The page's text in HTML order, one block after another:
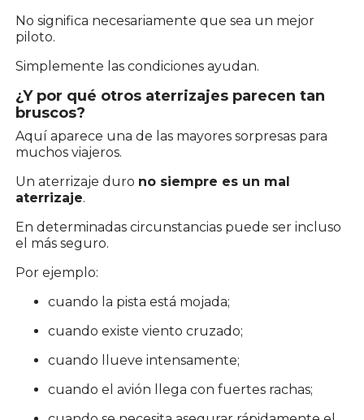
No significa necesariamente que sea un mejor
piloto.
Simplemente las condiciones ayudan.
¿Y por qué otros aterrizajes parecen tan
bruscos?
Aquí aparece una de las mayores sorpresas para
muchos viajeros.
Un aterrizaje duro no siempre es un mal
aterrizaje.
En determinadas circunstancias puede ser incluso
el más seguro.
Por ejemplo:
cuando la pista está mojada;
cuando existe viento cruzado;
cuando llueve intensamente;
cuando el avión llega con fuertes rachas;